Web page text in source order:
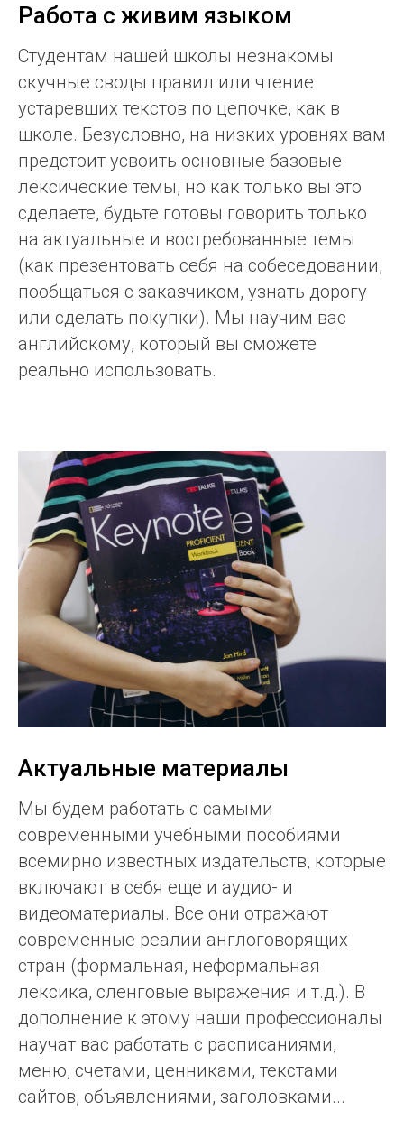
Работа с живим языком
Студентам нашей школы незнакомы
скучные своды правил или чтение
устаревших текстов по цепочке, как в
школе. Безусловно, на низких уровнях вам
предстоит усвоить основные базовые
лексические темы, но как только вы это
сделаете, будьте готовы говорить только
на актуальные и востребованные темы
(как презентовать себя на собеседовании,
пообщаться с заказчиком, узнать дорогу
или сделать покупки). Мы научим вас
английскому, который вы сможете
реально использовать.
Актуальные материалы
Мы будем работать с самыми
современными учебными пособиями
всемирно известных издательств, которые
включают в себя еще и аудио- и
видеоматериалы. Все они отражают
современные реалии англоговорящих
стран (формальная, неформальная
лексика, сленговые выражения и т.д.). В
дополнение к этому наши профессионалы
научат вас работать с расписаниями,
меню, счетами, ценниками, текстами
сайтов, объявлениями, заголовками...